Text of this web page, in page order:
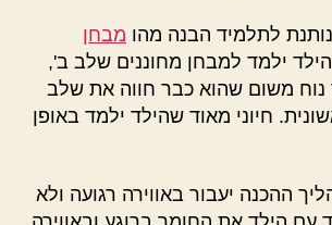
לתלמיד הבנה מהו מבחן
ילמד למבחן מחוננים שלב ב',
נוח משום שהוא כבר חווה את שלב
חיוני מאוד שהילד ילמד באופן
ההכנה יעבור באווירה רגועה ולא